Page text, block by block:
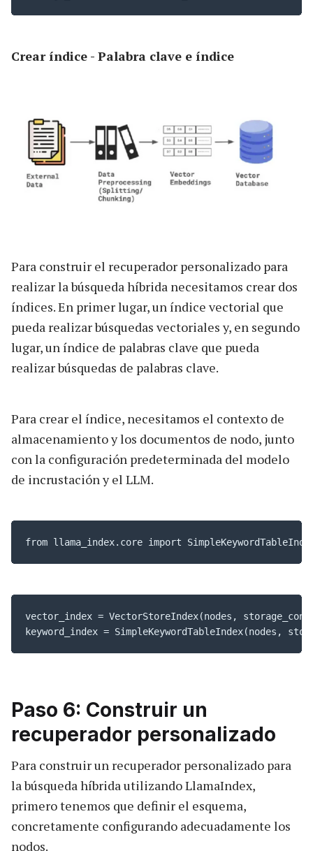
Crear índice - Palabra clave e índice
Para construir el recuperador personalizado para
realizar la búsqueda híbrida necesitamos crear dos
índices. En primer lugar, un índice vectorial que
pueda realizar búsquedas vectoriales y, en segundo
lugar, un índice de palabras clave que pueda
realizar búsquedas de palabras clave.
Para crear el índice, necesitamos el contexto de
almacenamiento y los documentos de nodo, junto
con la configuración predeterminada del modelo
de incrustación y el LLM.
vector_index = VectorStoreIndex(nodes,
keyword_index = SimpleKeywordTableIndex(nodes,
Paso 6: Construir un
recuperador personalizado
Para construir un recuperador personalizado para
la búsqueda híbrida utilizando LlamaIndex,
primero tenemos que definir el esquema,
concretamente configurando adecuadamente los
nodos.